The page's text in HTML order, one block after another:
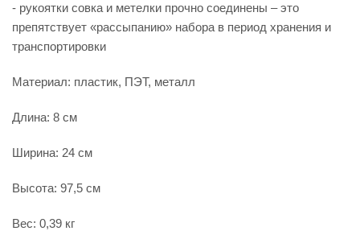
- рукоятки совка и метелки прочно соединены – это
препятствует «рассыпанию» набора в период хранения и
транспортировки
Материал: пластик, ПЭТ, металл
Длина: 8 см
Ширина: 24 см
Высота: 97,5 см
Вес: 0,39 кг